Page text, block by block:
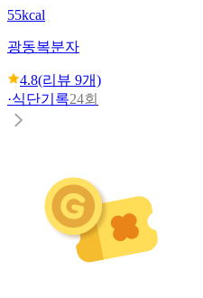
55kcal
광동복분자
4.8(리뷰 9개)
·식단기록24회